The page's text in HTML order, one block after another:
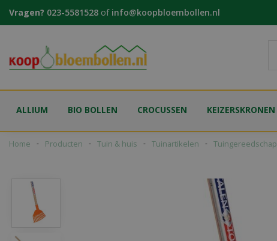
naar
Home Producten Tuin & huis Tuinartikelen Tuingereedschap
Vragen? 023-5581528 of info@koopbloembollen.nl
ALLIUM BIO BOLLEN CROCUSSEN KEIZERSKRONEN